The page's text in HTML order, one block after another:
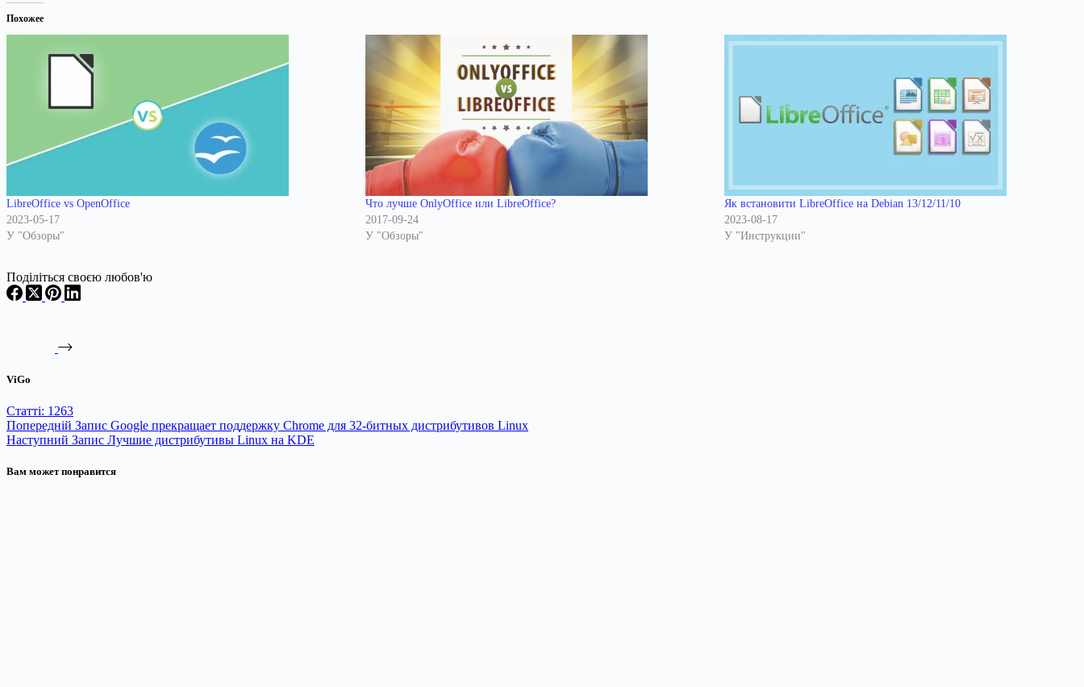
Похожее
LibreOffice vs OpenOffice
2023-05-17
У "Обзоры"
Что лучше OnlyOffice или LibreOffice?
2017-09-24
У "Обзоры"
Як встановити LibreOffice на Debian 13/12/11/10
2023-08-17
У "Инструкции"
Поділіться своєю любов'ю
ViGo
Статті: 1263
Попередній Запис Google прекращает поддержку Chrome для 32-битных дистрибутивов Linux
Наступний Запис Лучшие дистрибутивы Linux на KDE
Вам может понравится